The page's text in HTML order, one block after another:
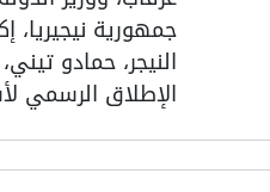
جمهورية نيجيريا،
النيجر، حمادو
الإطلاق الرسمي